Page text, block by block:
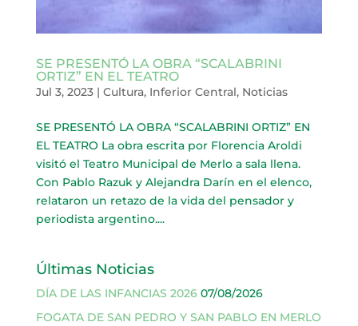
SE PRESENTÓ LA OBRA “SCALABRINI
ORTIZ” EN EL TEATRO
Jul 3, 2023| Cultura, Inferior Central, Noticias
SE PRESENTÓ LA OBRA “SCALABRINI ORTIZ” EN
EL TEATRO La obra escrita por Florencia Aroldi
visitó el Teatro Municipal de Merlo a sala llena.
Con Pablo Razuk y Alejandra Darín en el elenco,
relataron un retazo de la vida del pensador y
periodista argentino....
Últimas Noticias
DÍA DE LAS INFANCIAS 2026 07/08/2026
FOGATA DE SAN PEDRO Y SAN PABLO EN MERLO